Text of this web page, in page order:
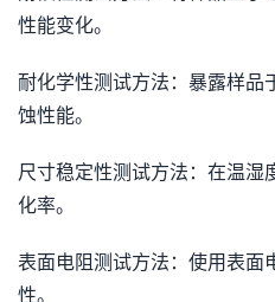
性能变化。
耐化学性测试方法：暴露样品
蚀性能。
尺寸稳定性测试方法：在温湿
化率。
表面电阻测试方法：使用表面
性。